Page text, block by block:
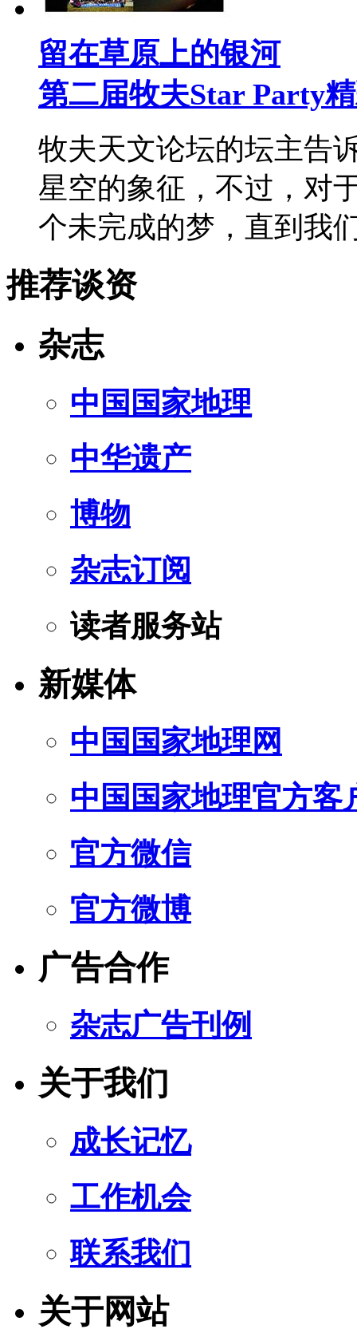
留在草原上的银河
第二届牧夫Star Party
牧夫天文论坛的坛主告
星空的象征，不过，对
个未完成的梦，直到
推荐谈资
杂志
中国国家地理
中华遗产
博物
杂志订阅
读者服务站
新媒体
中国国家地理网
中国国家地理官方客
官方微信
官方微博
广告合作
杂志广告刊例
关于我们
成长记忆
工作机会
联系我们
关于网站